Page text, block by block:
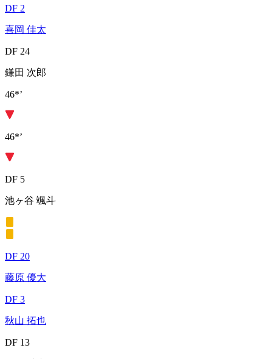
DF 2
喜岡 佳太
DF 24
鎌田 次郎
46*’
46*’
DF 5
池ヶ谷 颯斗
DF 20
藤原 優大
DF 3
秋山 拓也
DF 13